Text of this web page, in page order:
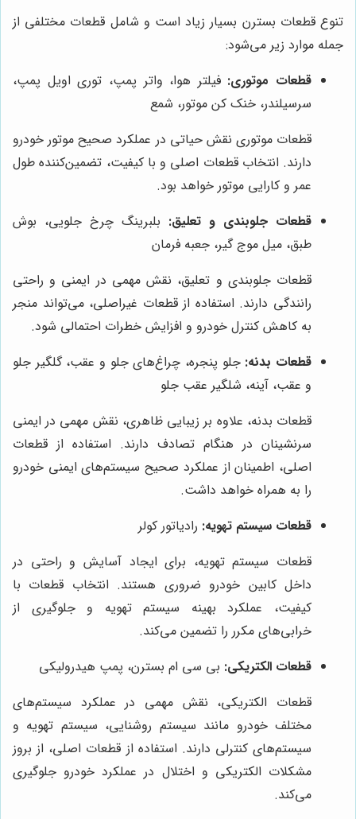
تنوع قطعات بسترن بسیار زیاد است و شامل قطعات مختلفی از
جمله موارد زیر می‌شود:
قطعات موتوری: فیلتر هوا، واتر پمپ، توری اویل پمپ،
سرسیلندر، خنک کن موتور، شمع
قطعات موتوری نقش حیاتی در عملکرد صحیح موتور خودرو
دارند. انتخاب قطعات اصلی و با کیفیت، تضمین‌کننده طول
عمر و کارایی موتور خواهد بود.
قطعات جلوبندی و تعلیق: بلبرینگ چرخ جلویی، بوش
طبق، میل موج گیر، جعبه فرمان
قطعات جلوبندی و تعلیق، نقش مهمی در ایمنی و راحتی
رانندگی دارند. استفاده از قطعات غیراصلی، می‌تواند منجر
به کاهش کنترل خودرو و افزایش خطرات احتمالی شود.
قطعات بدنه: جلو پنجره، چراغ‌های جلو و عقب، گلگیر جلو
و عقب، آینه، شلگیر عقب جلو
قطعات بدنه، علاوه بر زیبایی ظاهری، نقش مهمی در ایمنی
سرنشینان در هنگام تصادف دارند. استفاده از قطعات
اصلی، اطمینان از عملکرد صحیح سیستم‌های ایمنی خودرو
را به همراه خواهد داشت.
قطعات سیستم تهویه: رادیاتور کولر
قطعات سیستم تهویه، برای ایجاد آسایش و راحتی در
داخل کابین خودرو ضروری هستند. انتخاب قطعات با
کیفیت، عملکرد بهینه سیستم تهویه و جلوگیری از
خرابی‌های مکرر را تضمین می‌کند.
قطعات الکتریکی: بی سی ام بسترن، پمپ هیدرولیکی
قطعات الکتریکی، نقش مهمی در عملکرد سیستم‌های
مختلف خودرو مانند سیستم روشنایی، سیستم تهویه و
سیستم‌های کنترلی دارند. استفاده از قطعات اصلی، از بروز
مشکلات الکتریکی و اختلال در عملکرد خودرو جلوگیری
می‌کند.